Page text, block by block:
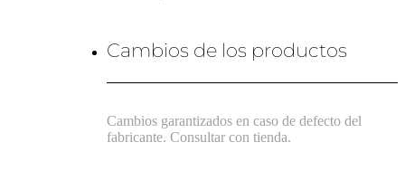
Cambios de los productos
Cambios garantizados en caso de defecto del
fabricante. Consultar con tienda.